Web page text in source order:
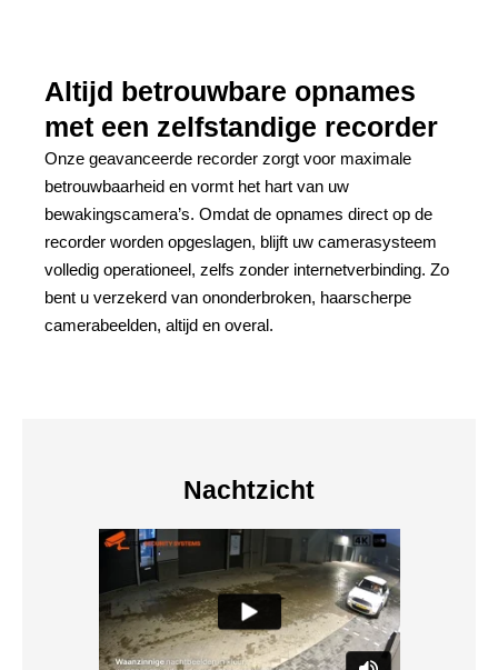
Altijd betrouwbare opnames
met een zelfstandige recorder
Onze geavanceerde recorder zorgt voor maximale
betrouwbaarheid en vormt het hart van uw
bewakingscamera’s. Omdat de opnames direct op de
recorder worden opgeslagen, blijft uw camerasysteem
volledig operationeel, zelfs zonder internetverbinding. Zo
bent u verzekerd van ononderbroken, haarscherpe
camerabeelden, altijd en overal.
Nachtzicht